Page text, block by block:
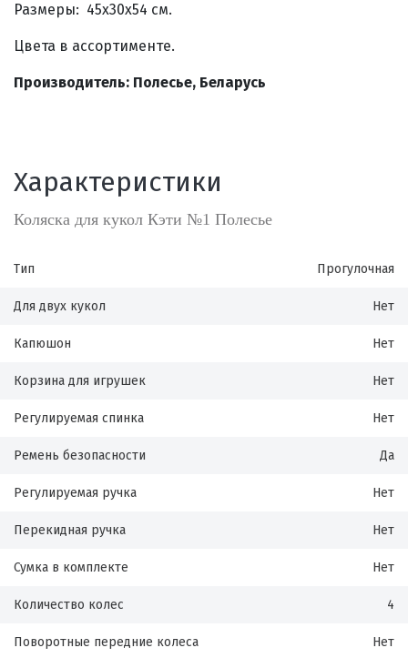
Размеры: 45х30х54 см.
Цвета в ассортименте.
Производитель: Полесье, Беларусь
Характеристики
Коляска для кукол Кэти №1 Полесье
Тип Прогулочная
Для двух кукол Нет
Капюшон Нет
Корзина для игрушек Нет
Регулируемая спинка Нет
Ремень безопасности Да
Регулируемая ручка Нет
Перекидная ручка Нет
Сумка в комплекте Нет
Количество колес 4
Поворотные передние колеса Нет